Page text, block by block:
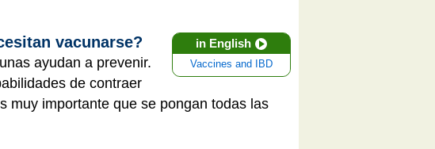
in English
Vaccines and IBD
vacunarse?
ayudan a prevenir.
de contraer
muy importante que se pongan todas las